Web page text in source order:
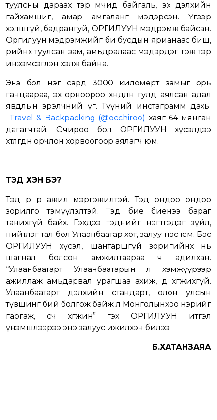
туулсны дараах тэр мөчид байгаль, эх дэлхийн
гайхамшиг, амар амгаланг мэдэрсэн. Үгээр
хэлшгүй, бадрангуй, ОРГИЛУУН мэдрэмж байсан.
Оргилуун мэдрэмжийг би бусдын ярианаас биш,
өөрийнхөө туулсан зам, амьдралаас мэдэрдэг гэж тэр
инээмсэглэн хэлж байна.
Энэ бол нэг сард 3000 киломерт замыг орь
ганцаараа, эх орноороо хөндлөн гулд аялсан адал
явдлын эрэлчний үг. Түүний инстаграмм дахь
⁠Travel & Backpacking (@occhiroo) хаяг 64 мянган
дагагчтай. Очироо бол ОРГИЛУУН хүсэлдээ
хөтлөгдөн орчлон хорвоогоор аялагч юм.
ТЭД ХЭН БЭ?
Тэд өөр өөр ажил мэргэжилтэй. Тэд ондоо ондоо
зорилго тэмүүлэлтэй. Тэд бие биенээ бараг
танихгүй байх. Гэхдээ тэднийг нэгтгэдэг зүйл,
нийтлэг тал бол Улаанбаатар хот, залуу нас юм. Бас
ОРГИЛУУН хүсэл, шантаршгүй зоригийнх нь
шагнал болсон амжилтаараа ч адилхан.
“Улаанбаатарт Улаанбаатарын л хэмжүүрээр
ажиллаж амьдарвал урагшаа ахиж, өөдөө хөгжихгүй.
Улаанбаатарт дэлхийн стандарт, олон улсын
түвшинг бий болгож байж л Монголынхоо нэрийг
гаргаж, өсч хөгжинө” гэх ОРГИЛУУН итгэл
үнэмшлээрээ энэ залуус ижилхэн билээ.
Б.ХАТАНЗАЯА